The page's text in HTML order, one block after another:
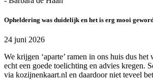
Opheldering was duidelijk en het is erg mooi
24 juni 2026
We krijgen ‘aparte’ ramen in ons huis dus het
echt een goede toelichting en advies kregen.
via kozijnenkaart.nl en daardoor niet teveel